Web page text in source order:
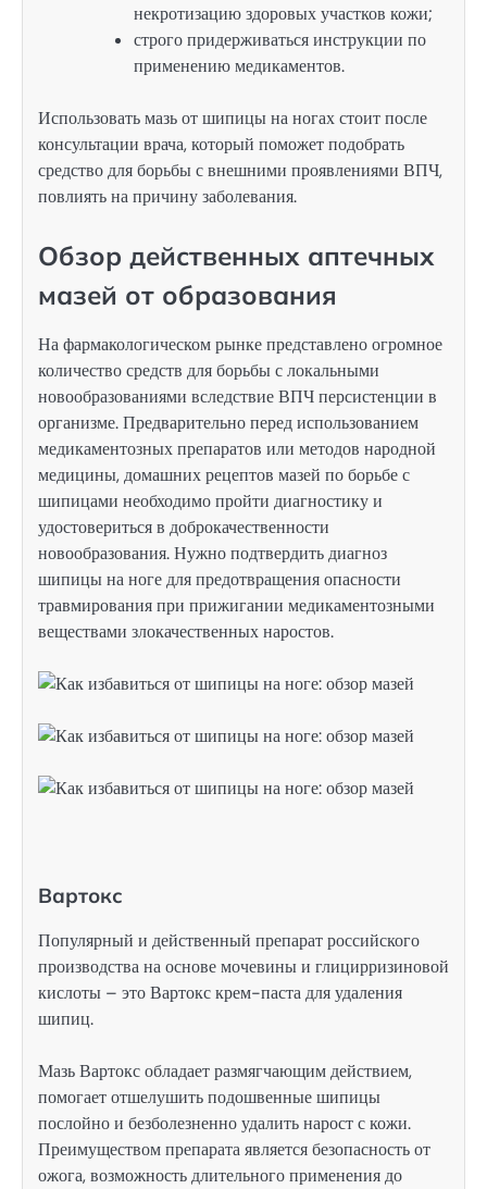
некротизацию здоровых участков кожи;
строго придерживаться инструкции по
применению медикаментов.
Использовать мазь от шипицы на ногах стоит после
консультации врача, который поможет подобрать
средство для борьбы с внешними проявлениями ВПЧ,
повлиять на причину заболевания.
Обзор действенных аптечных
мазей от образования
На фармакологическом рынке представлено огромное
количество средств для борьбы с локальными
новообразованиями вследствие ВПЧ персистенции в
организме. Предварительно перед использованием
медикаментозных препаратов или методов народной
медицины, домашних рецептов мазей по борьбе с
шипицами необходимо пройти диагностику и
удостовериться в доброкачественности
новообразования. Нужно подтвердить диагноз
шипицы на ноге для предотвращения опасности
травмирования при прижигании медикаментозными
веществами злокачественных наростов.
Вартокс
Популярный и действенный препарат российского
производства на основе мочевины и глицирризиновой
кислоты – это Вартокс крем-паста для удаления
шипиц.
Мазь Вартокс обладает размягчающим действием,
помогает отшелушить подошвенные шипицы
послойно и безболезненно удалить нарост с кожи.
Преимуществом препарата является безопасность от
ожога, возможность длительного применения до